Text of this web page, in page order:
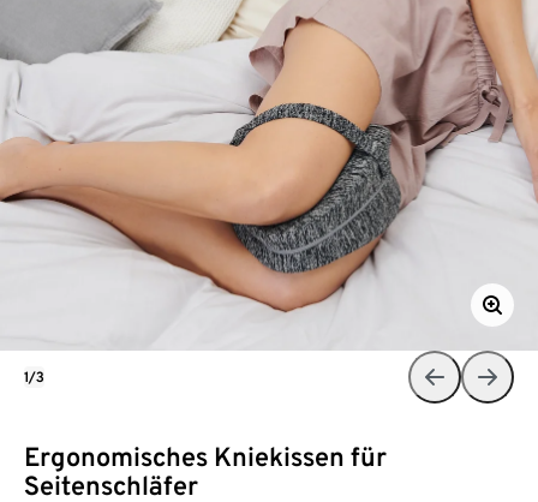
Ergonomisches Kniekissen für
Seitenschläfer
1/3